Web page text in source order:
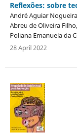
Reflexões: sobre
André Aguiar
Abreu de Oliveira
Poliana Emanuela da
28 April 2022